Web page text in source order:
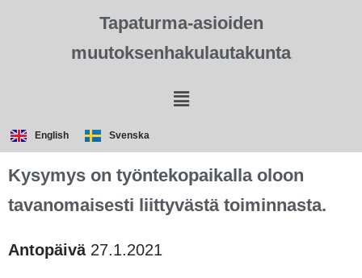
Tapaturma-asioiden
muutoksenhakulautakunta
English Svenska
Kysymys on työntekopaikalla oloon
tavanomaisesti liittyvästä toiminnasta.
Antopäivä27.1.2021